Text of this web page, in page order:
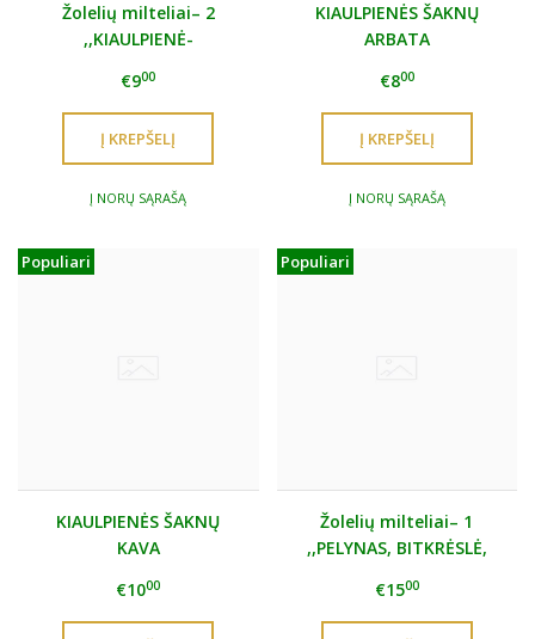
Žolelių milteliai– 2
,,KIAULPIENĖ-
€900
Į NORŲ SĄRAŠĄ
KIAULPIENĖS ŠAKNŲ
ARBATA
€800
Į NORŲ SĄRAŠĄ
Populiari
KIAULPIENĖS ŠAKNŲ
KAVA
€1000
Populiari
Žolelių milteliai– 1
,,PELYNAS, BITKRĖSLĖ,
€1500